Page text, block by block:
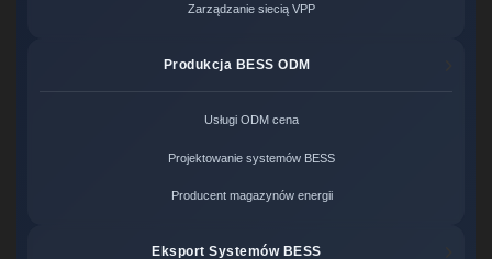
Zarządzanie siecią VPP
Produkcja BESS ODM
Usługi ODM cena
Projektowanie systemów BESS
Producent magazynów energii
Eksport Systemów BESS